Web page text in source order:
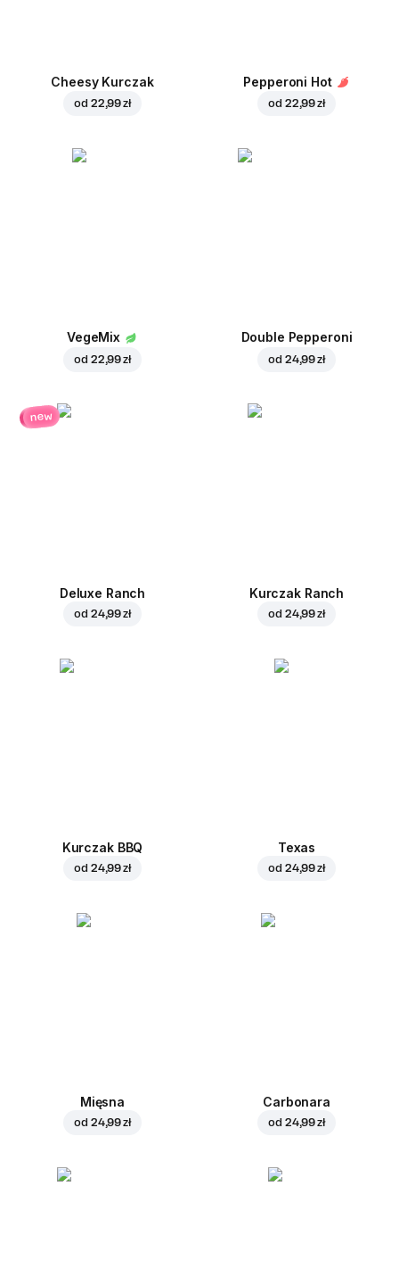
Cheesy Kurczak
od 22,99 zł
Pepperoni Hot
od 22,99 zł
VegeMix
od 22,99 zł
Double Pepperoni
od 24,99 zł
new
Deluxe Ranch
od 24,99 zł
Kurczak Ranch
od 24,99 zł
Kurczak BBQ
od 24,99 zł
Texas
od 24,99 zł
Mięsna
od 24,99 zł
Carbonara
od 24,99 zł